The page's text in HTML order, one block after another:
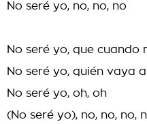
No seré yo, no, no, no
No seré yo, que cuando
No seré yo, quién vaya
No seré yo, oh, oh
(No seré yo), no, no, no,